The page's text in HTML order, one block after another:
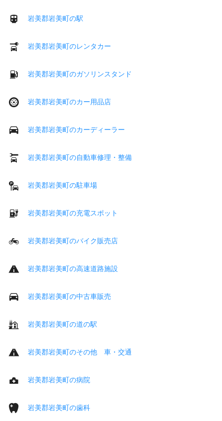
岩美郡岩美町の駅
岩美郡岩美町のレンタカー
岩美郡岩美町のガソリンスタンド
岩美郡岩美町のカー用品店
岩美郡岩美町のカーディーラー
岩美郡岩美町の自動車修理・整備
岩美郡岩美町の駐車場
岩美郡岩美町の充電スポット
岩美郡岩美町のバイク販売店
岩美郡岩美町の高速道路施設
岩美郡岩美町の中古車販売
岩美郡岩美町の道の駅
岩美郡岩美町のその他 車・交通
岩美郡岩美町の病院
岩美郡岩美町の歯科